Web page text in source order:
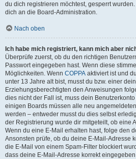
du dich registrieren möchtest, gesperrt
dich an die Board-Administration.
Nach oben
Ich habe mich registriert, kann mich aber
Überprüfe zuerst, ob du den richtigen
Passwort eingegeben hast. Wenn diese
Möglichkeiten. Wenn COPPA aktiviert ist und
unter 13 Jahre alt bist, musst du bzw. einer
Erziehungsberechtigten den Anweisungen
dies nicht der Fall ist, muss dein
einigen Boards müssen alle neu
werden – entweder musst du dies selbst
der Registrierung wurde dir mitgeteilt, ob eine
Wenn du eine E-Mail erhalten hast, folge den
Ansonsten prüfe, ob du deine E-Mail-Adresse
die E-Mail von einem Spam-Filter blockiert
dass deine E-Mail-Adresse korrekt